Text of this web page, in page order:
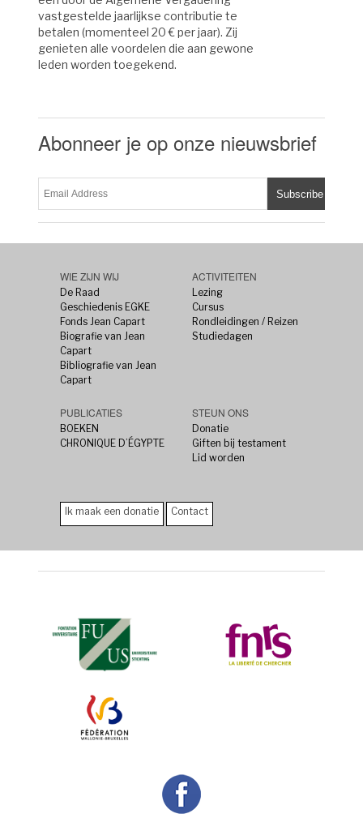
vastgestelde jaarlijkse contributie te
betalen (momenteel 20 € per jaar). Zij
genieten alle voordelen die aan gewone
leden worden toegekend.
Abonneer je op onze nieuwsbrief
WIE ZIJN WIJ
De Raad
Geschiedenis EGKE
Fonds Jean Capart
Biografie van Jean
Capart
Bibliografie van Jean
Capart
ACTIVITEITEN
Lezing
Cursus
Rondleidingen / Reizen
Studiedagen
PUBLICATIES
BOEKEN
CHRONIQUE D’ÉGYPTE
STEUN ONS
Donatie
Giften bij testament
Lid worden
Ik maak een donatie Contact